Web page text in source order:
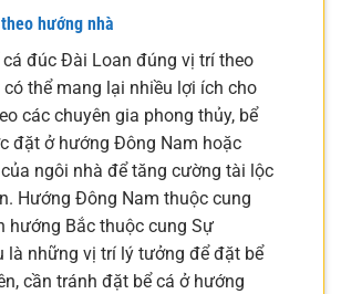
hướng nhà
cá đúc Đài Loan đúng vị trí theo
thể mang lại nhiều lợi ích cho
các chuyên gia phong thủy, bể
đặt ở hướng Đông Nam hoặc
ngôi nhà để tăng cường tài lộc
Hướng Đông Nam thuộc cung
hướng Bắc thuộc cung Sự
là những vị trí lý tưởng để đặt bể
cần tránh đặt bể cá ở hướng